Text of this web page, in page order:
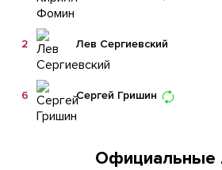
Лев Сергиевский
2
Сергей Гришин
6
Официальные